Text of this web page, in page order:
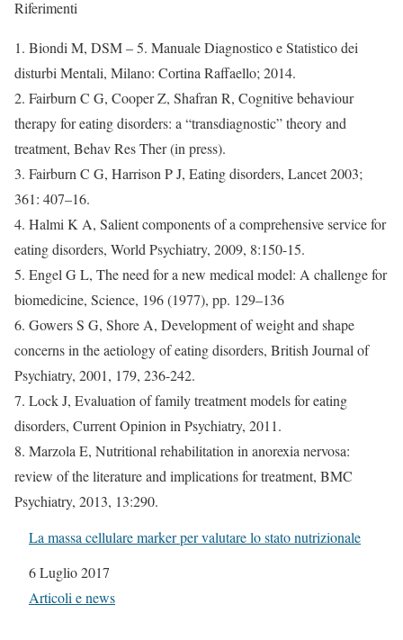
Riferimenti
1. Biondi M, DSM – 5. Manuale Diagnostico e Statistico dei
disturbi Mentali, Milano: Cortina Raffaello; 2014.
2. Fairburn C G, Cooper Z, Shafran R, Cognitive behaviour
therapy for eating disorders: a “transdiagnostic” theory and
treatment, Behav Res Ther (in press).
3. Fairburn C G, Harrison P J, Eating disorders, Lancet 2003;
361: 407–16.
4. Halmi K A, Salient components of a comprehensive service for
eating disorders, World Psychiatry, 2009, 8:150-15.
5. Engel G L, The need for a new medical model: A challenge for
biomedicine, Science, 196 (1977), pp. 129–136
6. Gowers S G, Shore A, Development of weight and shape
concerns in the aetiology of eating disorders, British Journal of
Psychiatry, 2001, 179, 236-242.
7. Lock J, Evaluation of family treatment models for eating
disorders, Current Opinion in Psychiatry, 2011.
8. Marzola E, Nutritional rehabilitation in anorexia nervosa:
review of the literature and implications for treatment, BMC
Psychiatry, 2013, 13:290.
La massa cellulare marker per valutare lo stato nutrizionale
Data
6 Luglio 2017
In relazione a
Articoli e news